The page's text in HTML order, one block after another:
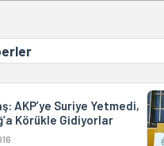
AKP’ye Suriye Yetmedi,
Körükle Gidiyorlar